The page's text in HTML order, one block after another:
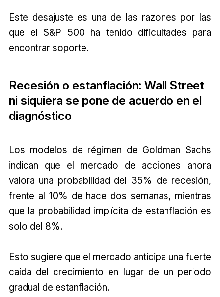
Este desajuste es una de las razones por las
que el S&P 500 ha tenido dificultades para
encontrar soporte.
Recesión o estanflación: Wall Street
ni siquiera se pone de acuerdo en el
diagnóstico
Los modelos de régimen de Goldman Sachs
indican que el mercado de acciones ahora
valora una probabilidad del 35% de recesión,
frente al 10% de hace dos semanas, mientras
que la probabilidad implícita de estanflación es
solo del 8%.
Esto sugiere que el mercado anticipa una fuerte
caída del crecimiento en lugar de un periodo
gradual de estanflación.